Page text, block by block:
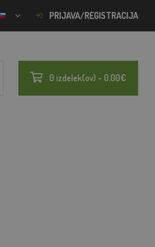
PRIJAVA/REGISTRACIJA
0 izdelek(ov) - 0.00€